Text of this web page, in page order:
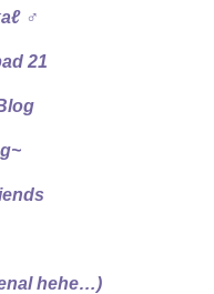
♂
21
hehe…)